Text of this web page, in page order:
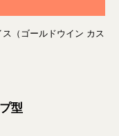
（ゴールドウイン カス
型